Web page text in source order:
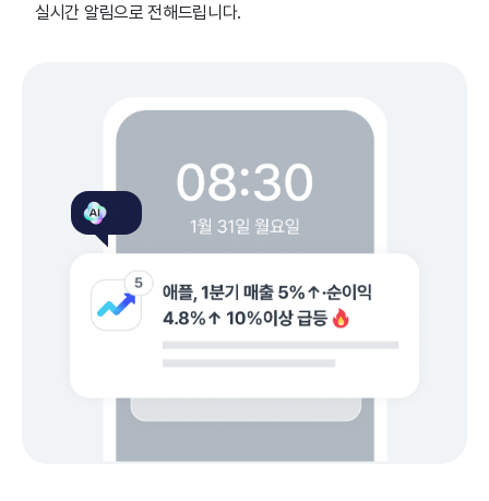
실시간 알림으로 전해드립니다.
[관심종목] 애플